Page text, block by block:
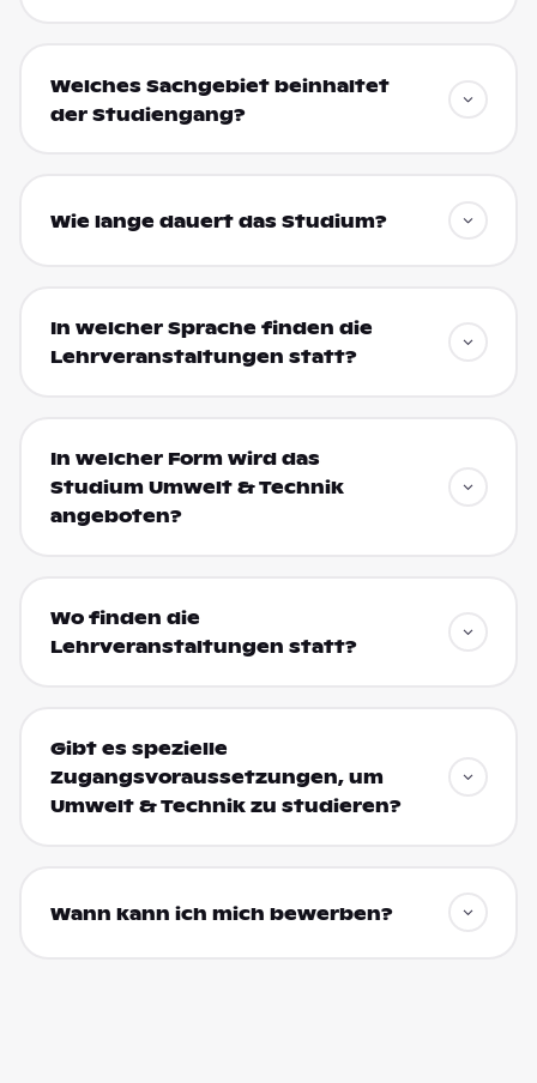
Welches Sachgebiet beinhaltet
der Studiengang?
Wie lange dauert das Studium?
In welcher Sprache finden die
Lehrveranstaltungen statt?
In welcher Form wird das
Studium Umwelt & Technik
angeboten?
Wo finden die
Lehrveranstaltungen statt?
Gibt es spezielle
Zugangsvoraussetzungen, um
Umwelt & Technik zu studieren?
Wann kann ich mich bewerben?